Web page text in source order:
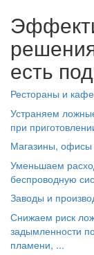
есть
Рестораны и
Устраняем
при
Магазины, офисы
Уменьшаем
беспроводную
Заводы и
Снижаем риск
задымленности
пламени, ...